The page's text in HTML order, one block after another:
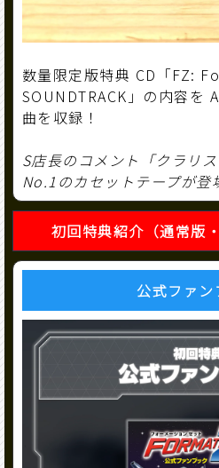
数量限定版特典 CD「FZ:
SOUNDTRACK」の内容を
曲を収録！
S店長のコメント「クラリ
No.1のカセットテープが登
初回特典紹介（通常版
公式ファン